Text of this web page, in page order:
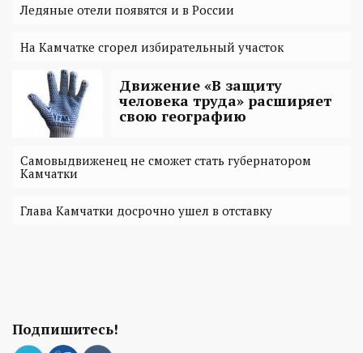
Ледяные отели появятся и в России
На Камчатке сгорел избирательный участок
Движение «В защиту
человека труда» расширяет
свою географию
Самовыдвиженец не сможет стать губернатором
Камчатки
Глава Камчатки досрочно ушел в отставку
Подпишитесь!